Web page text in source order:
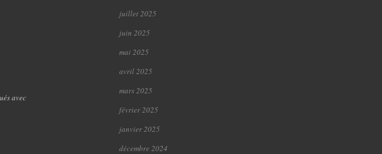
avec
juillet 2025
juin 2025
mai 2025
avril 2025
mars 2025
février 2025
janvier 2025
décembre 2024